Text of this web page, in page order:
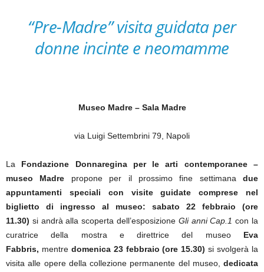
“Pre-Madre” visita guidata per
donne incinte e neomamme
Museo Madre – Sala Madre
via Luigi Settembrini 79, Napoli
La Fondazione Donnaregina per le arti contemporanee –
museo Madre propone per il prossimo fine settimana due
appuntamenti speciali con visite guidate comprese nel
biglietto di ingresso al museo:
sabato 22 febbraio (ore
11.30) si andrà alla scoperta dell’esposizione Gli anni Cap.1 con la
curatrice
della mostra e direttrice del museo Eva
Fabbris, mentre domenica 23 febbraio (ore 15.30)si svolgerà la
visita alle opere della collezione permanente del museo, dedicata